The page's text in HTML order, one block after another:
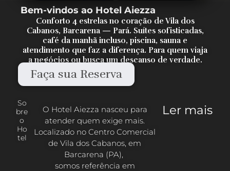
Bem-vindos ao Hotel Aiezza
Conforto 4 estrelas no coração de Vila dos
Cabanos, Barcarena — Pará. Suítes sofisticadas,
café da manhã incluso, piscina, sauna e
atendimento que faz a diferença. Para quem viaja
a negócios ou busca um descanso de verdade.
Faça sua Reserva
So
bre
o
Ho
tel
O Hotel Aiezza nasceu para
atender quem exige mais.
Localizado no Centro Comercial
de Vila dos Cabanos, em
Barcarena (PA),
somos referência em
Ler mais